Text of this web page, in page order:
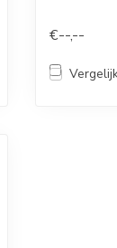
€--,--